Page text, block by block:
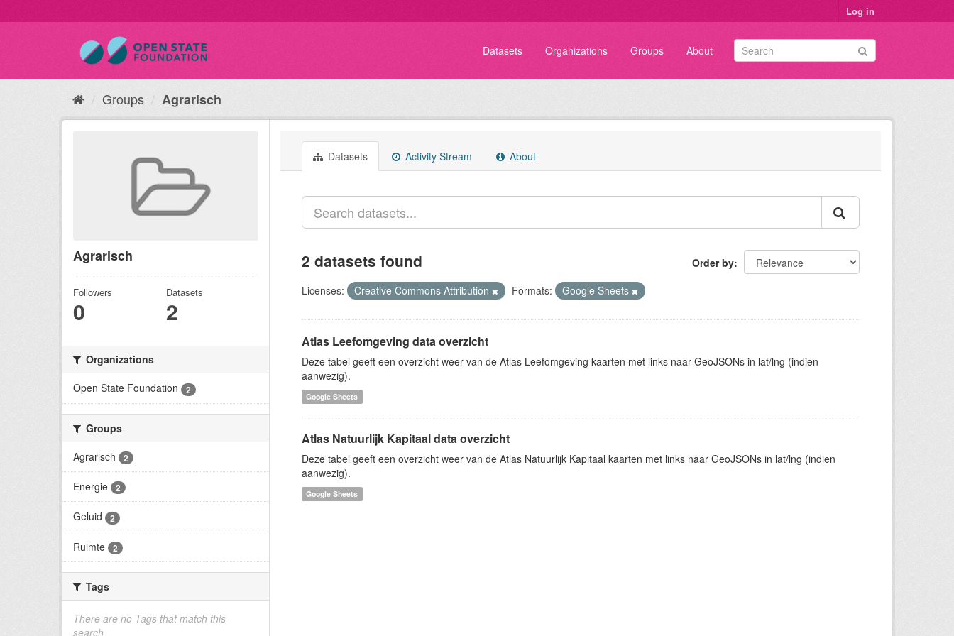
Log in
Datasets Organizations Groups About
Groups Agrarisch
Agrarisch
Followers
0
Datasets
2
Organizations
Open State Foundation
2
Groups
Agrarisch
2
Energie 2
Geluid 2
Ruimte 2
Tags
There are no Tags that match this
search
Datasets Activity Stream About
Order by
2 datasets found
Licenses: Creative Commons Attribution Formats: Google Sheets
Atlas Leefomgeving data overzicht
Deze tabel geeft een overzicht weer van de Atlas Leefomgeving kaarten met links naar GeoJSONs in lat/lng (indien
aanwezig).
Google Sheets
Atlas Natuurlijk Kapitaal data overzicht
Deze tabel geeft een overzicht weer van de Atlas Natuurlijk Kapitaal kaarten met links naar GeoJSONs in lat/lng (indien
aanwezig).
Google Sheets